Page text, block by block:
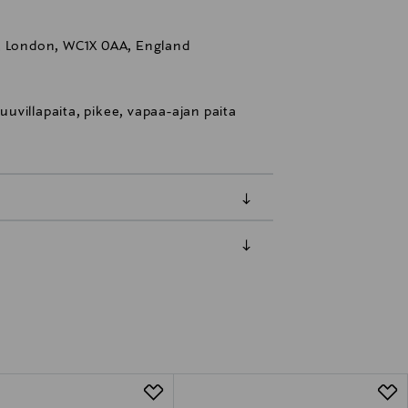
WC1X 0AA, England
pikee, vapaa-ajan paita
valittuun osoitteeseen.